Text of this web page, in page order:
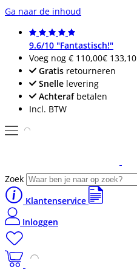
Ga naar de inhoud
9.6/10 "Fantastisch!"
Voeg nog € 110,00€ 133,10
Gratis retourneren
Snelle levering
Achterafbetalen
Incl. BTW
Zoek
Klantenservice
Inloggen